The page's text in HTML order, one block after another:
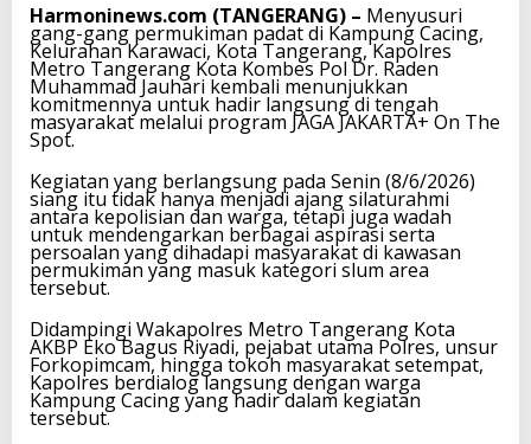
Harmoninews.com (TANGERANG) – Menyusuri
gang-gang permukiman padat di Kampung Cacing,
Kelurahan Karawaci, Kota Tangerang, Kapolres
Metro Tangerang Kota Kombes Pol Dr. Raden
Muhammad Jauhari kembali menunjukkan
komitmennya untuk hadir langsung di tengah
masyarakat melalui program JAGA JAKARTA+ On The
Spot.
Kegiatan yang berlangsung pada Senin (8/6/2026)
siang itu tidak hanya menjadi ajang silaturahmi
antara kepolisian dan warga, tetapi juga wadah
untuk mendengarkan berbagai aspirasi serta
persoalan yang dihadapi masyarakat di kawasan
permukiman yang masuk kategori slum area
tersebut.
Didampingi Wakapolres Metro Tangerang Kota
AKBP Eko Bagus Riyadi, pejabat utama Polres, unsur
Forkopimcam, hingga tokoh masyarakat setempat,
Kapolres berdialog langsung dengan warga
Kampung Cacing yang hadir dalam kegiatan
tersebut.